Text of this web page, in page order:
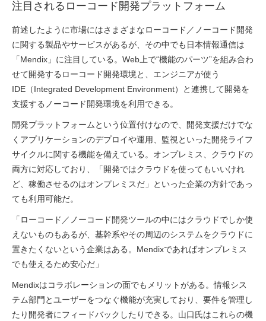
注目されるローコード開発プラットフォーム
前述したように市場にはさまざまなローコード／ノーコード開発
に関する製品やサービスがあるが、その中でも日本情報通信は
「Mendix」に注目している。Web上で“機能のパーツ”を組み合わ
せて開発するローコード開発環境と、エンジニアが使う
IDE（Integrated Development Environment）と連携して開発を
支援するノーコード開発環境を利用できる。
開発プラットフォームという位置付けなので、開発支援だけでな
くアプリケーションのデプロイや運用、監視といった開発ライフ
サイクルに関する機能を備えている。オンプレミス、クラウドの
両方に対応しており、「開発ではクラウドを使ってもいいけれ
ど、稼働させるのはオンプレミスだ」といった企業の方針であっ
ても利用可能だ。
「ローコード／ノーコード開発ツールの中にはクラウドでしか使
えないものもあるが、基幹系やその周辺のシステムをクラウドに
置きたくないという企業はある。Mendixであればオンプレミス
でも使えるため安心だ」
Mendixはコラボレーションの面でもメリットがある。情報シス
テム部門とユーザーをつなぐ機能が充実しており、要件を管理し
たり開発者にフィードバックしたりできる。山口氏はこれらの機